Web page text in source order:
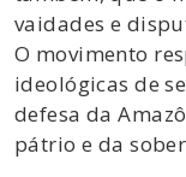
vaidades e
O movimento
ideológicas de
defesa da
pátrio e da